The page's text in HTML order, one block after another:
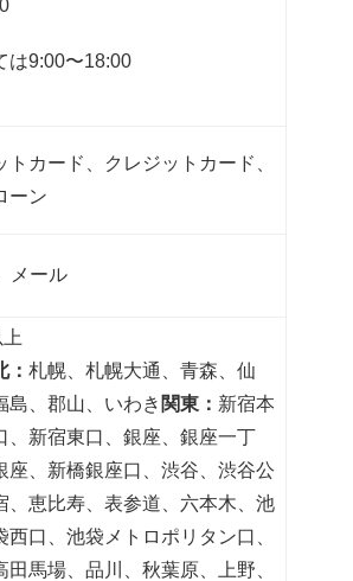
は9:00〜18:00
トカード、クレジットカード、
ーン
メール
： 札幌、札幌大通、青森、仙
島、郡山、いわき 関東： 新宿本
、新宿東口、銀座、銀座一丁
座、新橋銀座口、渋谷、渋谷公
、恵比寿、表参道、六本木、池
西口、池袋メトロポリタン口、
田馬場、品川、秋葉原、上野、